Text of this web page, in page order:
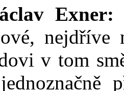
Exner:
v tom